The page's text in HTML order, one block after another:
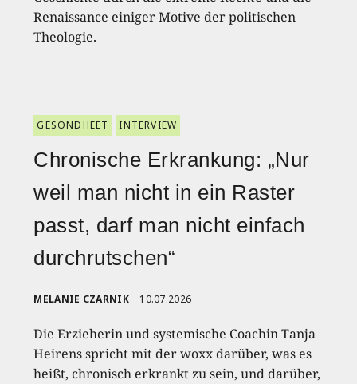
Renaissance einiger Motive der politischen
Theologie.
GESONDHEET INTERVIEW
Chronische Erkrankung: „Nur
weil man nicht in ein Raster
passt, darf man nicht einfach
durchrutschen“
MELANIE CZARNIK 10.07.2026
Die Erzieherin und systemische Coachin Tanja
Heirens spricht mit der woxx darüber, was es
heißt, chronisch erkrankt zu sein, und darüber,